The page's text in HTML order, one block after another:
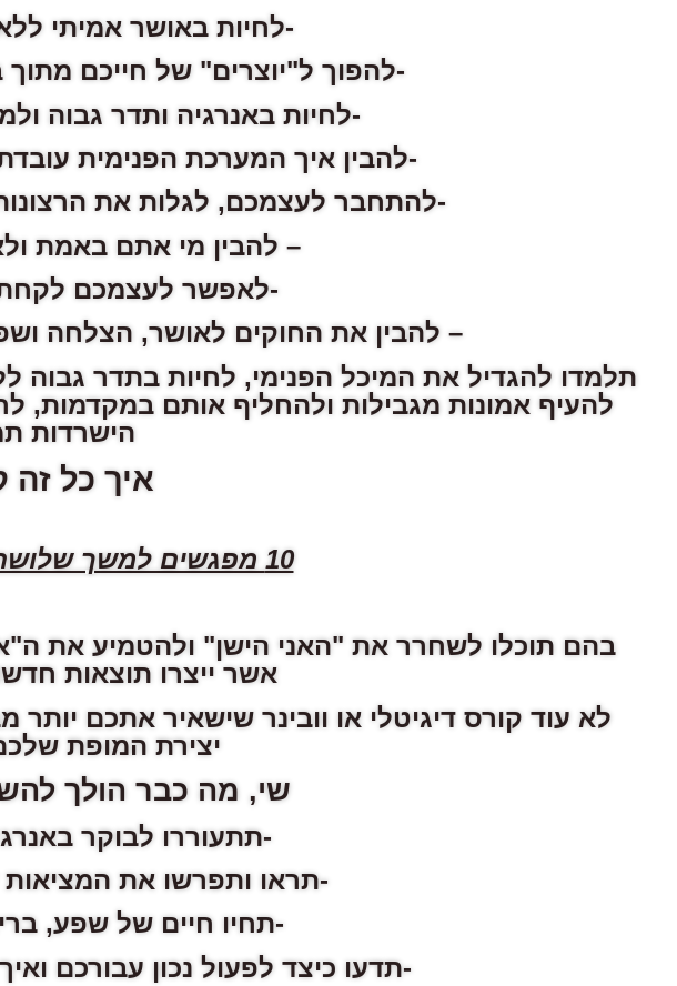
-לחיות באושר אמיתי
-להפוך ל"יוצרים" של חייכם
-לחיות באנרגיה ותדר גבוה
-להבין איך המערכת הפנימית
-להתחבר לעצמכם, לגלות את
– להבין מי אתם באמת
-לאפשר לעצמכם לקחת
– להבין את החוקים לאושר, הצלחה
תלמדו להגדיל את המיכל הפנימי, לחיות בתדר
להעיף אמונות מגבילות ולהחליף אותם במקדמות,
הישרדות
איך כל זה
10 מפגשים למשך שלושה עד שישה חודשים
בהם תוכלו לשחרר את "האני הישן" ולהטמיע את
אשר ייצרו תוצאות
לא עוד קורס דיגיטלי או וובינר שישאיר אתכם
יצירת המופת
שי, מה כבר הולך
-תתעוררו לבוקר
-תראו ותפרשו את המציאות
-תחיו חיים של שפע,
-תדעו כיצד לפעול נכון עבורכם